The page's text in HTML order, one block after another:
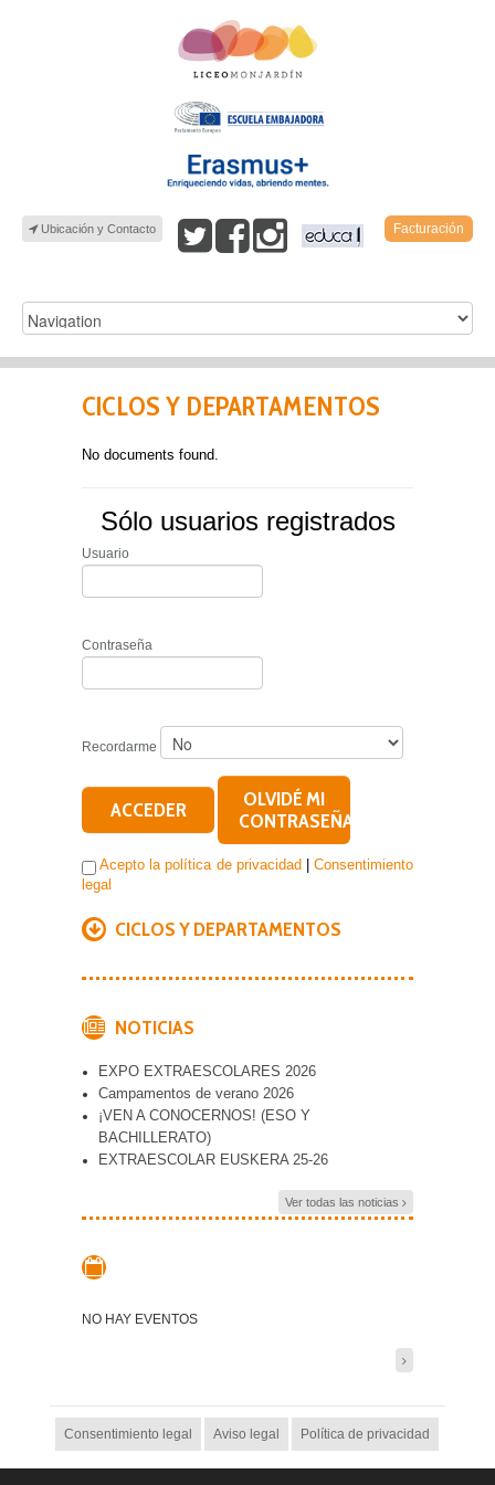
Ubicación y Contacto Facturación
CICLOS Y DEPARTAMENTOS
No documents found.
Sólo usuarios registrados
Usuario
Contraseña
Recordarme
ACCEDER
OLVIDÉ MI
CONTRASEÑA
Acepto la política de privacidad |Consentimiento
legal
CICLOS Y DEPARTAMENTOS
NOTICIAS
EXPO EXTRAESCOLARES 2026
Campamentos de verano 2026
¡VEN A CONOCERNOS! (ESO Y
BACHILLERATO)
EXTRAESCOLAR EUSKERA 25-26
Ver todas las noticias
NO HAY EVENTOS
Consentimiento legal Aviso legal Política de privacidad